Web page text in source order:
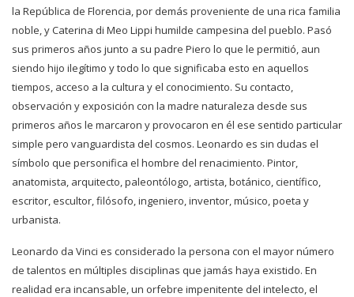
la República de Florencia, por demás proveniente de una rica familia
noble, y Caterina di Meo Lippi humilde campesina del pueblo. Pasó
sus primeros años junto a su padre Piero lo que le permitió, aun
siendo hijo ilegítimo y todo lo que significaba esto en aquellos
tiempos, acceso a la cultura y el conocimiento. Su contacto,
observación y exposición con la madre naturaleza desde sus
primeros años le marcaron y provocaron en él ese sentido particular
simple pero vanguardista del cosmos. Leonardo es sin dudas el
símbolo que personifica el hombre del renacimiento. Pintor,
anatomista, arquitecto, paleontólogo, artista, botánico, científico,
escritor, escultor, filósofo, ingeniero, inventor, músico, poeta y
urbanista.
Leonardo da Vinci es considerado la persona con el mayor número
de talentos en múltiples disciplinas que jamás haya existido. En
realidad era incansable, un orfebre impenitente del intelecto, el